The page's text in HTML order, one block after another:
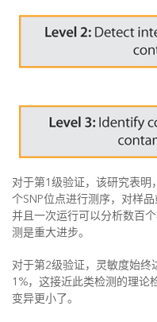
对于第1级验证，该研究表
个SNP位点进行测序，对样
并且一次运行可以分析数百
测是重大进步。
对于第2级验证，灵敏度始
1%，这接近此类检测的理论
变异更小了。